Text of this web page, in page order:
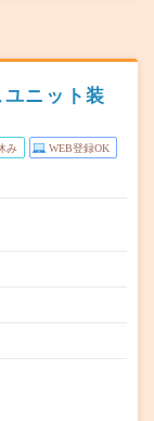
ニット装
み WEB登録OK